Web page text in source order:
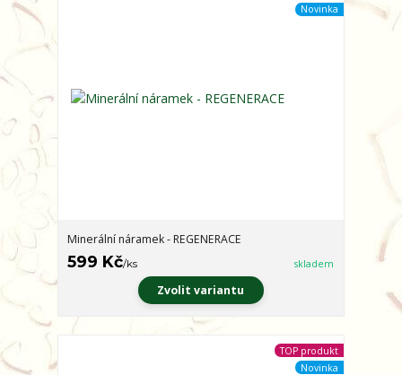
Novinka
Minerální náramek - REGENERACE
599 Kč/ks skladem
Zvolit variantu
TOP produkt
Novinka